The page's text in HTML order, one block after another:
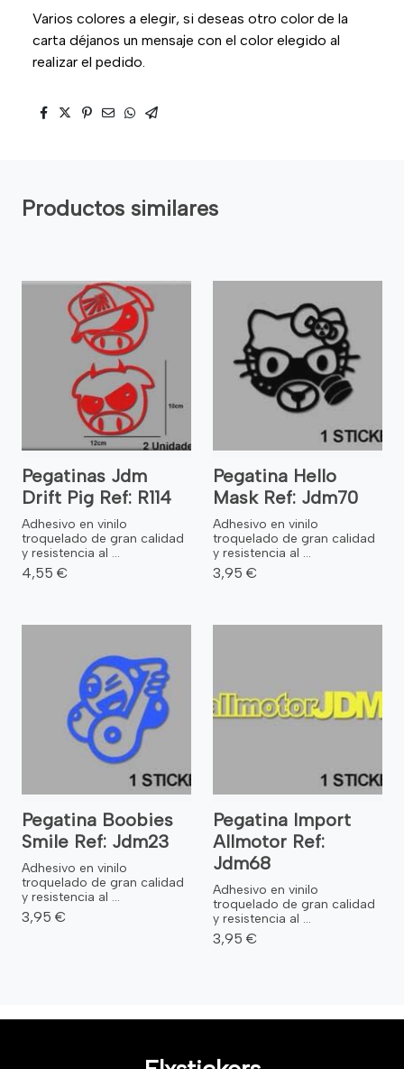
Varios colores a elegir, si deseas otro color de la
carta déjanos un mensaje con el color elegido al
realizar el pedido.
Productos similares
Pegatinas Jdm
Drift Pig Ref: R114
Adhesivo en vinilo
troquelado de gran calidad
y resistencia al ...
4,55 €
Pegatina Hello
Mask Ref: Jdm70
Adhesivo en vinilo
troquelado de gran calidad
y resistencia al ...
3,95 €
Pegatina Boobies
Smile Ref: Jdm23
Adhesivo en vinilo
troquelado de gran calidad
y resistencia al ...
3,95 €
Pegatina Import
Allmotor Ref:
Jdm68
Adhesivo en vinilo
troquelado de gran calidad
y resistencia al ...
3,95 €